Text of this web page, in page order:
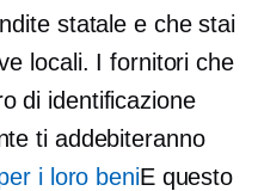
statale e che stai
locali. I fornitori che
di identificazione
ti addebiteranno
i loro beniE questo